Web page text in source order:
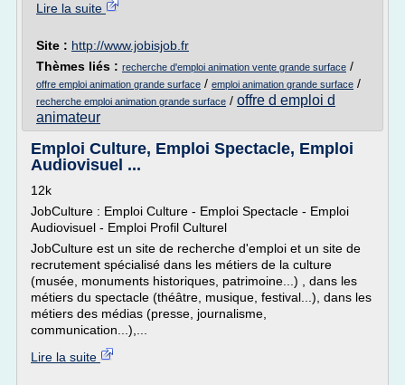
Lire la suite
Site : http://www.jobisjob.fr
Thèmes liés : recherche d'emploi animation vente grande surface /
offre emploi animation grande surface / emploi animation grande surface /
recherche emploi animation grande surface / offre d emploi d
animateur
Emploi Culture, Emploi Spectacle, Emploi
Audiovisuel ...
12k
JobCulture : Emploi Culture - Emploi Spectacle - Emploi
Audiovisuel - Emploi Profil Culturel
JobCulture est un site de recherche d'emploi et un site de
recrutement spécialisé dans les métiers de la culture
(musée, monuments historiques, patrimoine...) , dans les
métiers du spectacle (théâtre, musique, festival...), dans les
métiers des médias (presse, journalisme,
communication...),...
Lire la suite